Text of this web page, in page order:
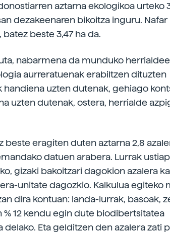
aztarna ekologikoa urteko
dezakeenaren bikoitza inguru.
beste 3,47 ha da.
nabarmena da munduko
aurreratuenak erabiltzen dituzten
handiena uzten dutenak, gehiago
uzten dutenak, ostera, herrialde
beste eragiten duten aztarna 2,8
datuen arabera. Lurrak
gizaki bakoitzari dagokion azalera
unitate dagozkio. Kalkulua egiteko
dira kontuan: landa-lurrak, basoak,
% 12 kendu egin dute biodibertsitatea
Eta gelditzen den azalera zati